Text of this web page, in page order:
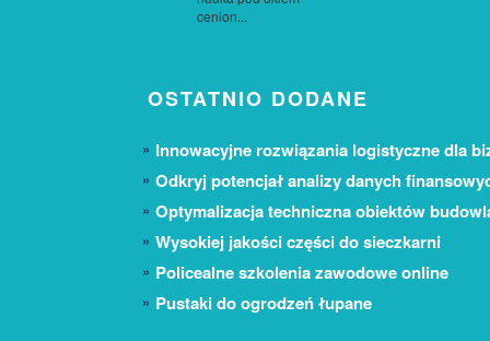
cenion...
OSTATNIO DODANE
Innowacyjne rozwiązania logistyczne dla
Odkryj potencjał analizy danych
Optymalizacja techniczna obiektów
Wysokiej jakości części do sieczkarni
Policealne szkolenia zawodowe online
Pustaki do ogrodzeń łupane